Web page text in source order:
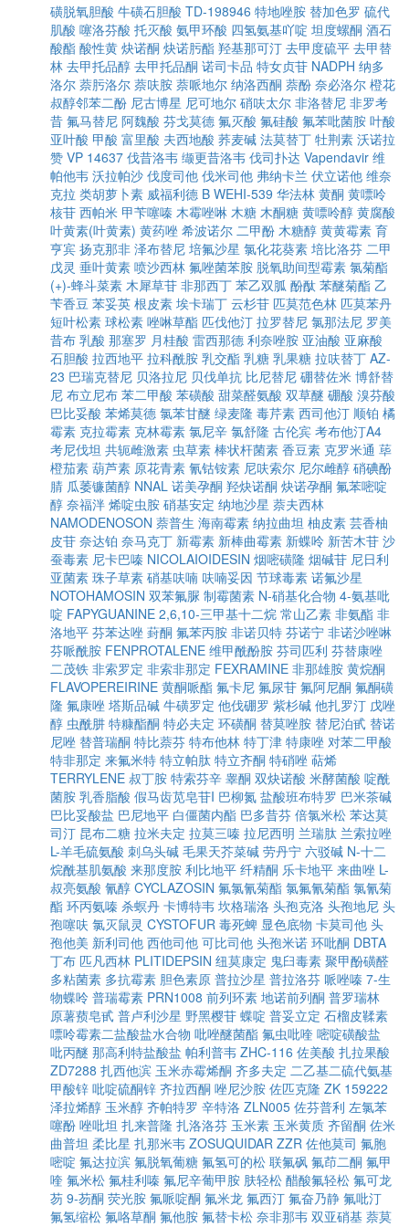
磺脱氧胆酸 牛磺石胆酸 TD-198946 特地唑胺 替加色罗 硫代
肌酸 噻洛芬酸 托灭酸 氨甲环酸 四氢氨基吖啶 坦度螺酮 酒石
酸酯 酸性黄 炔诺酮 炔诺肟酯 羟基那可汀 去甲度硫平 去甲替
林 去甲托品醇 去甲托品酮 诺司卡品 特女贞苷 NADPH 纳多
洛尔 萘肟洛尔 萘呋胺 萘哌地尔 纳洛西酮 萘酚 奈必洛尔 橙花
叔醇邻苯二酚 尼古博星 尼可地尔 硝呋太尔 非洛替尼 非罗考
昔 氟马替尼 阿魏酸 芬戈莫德 氟灭酸 氟硅酸 氟苯吡菌胺 叶酸
亚叶酸 甲酸 富里酸 夫西地酸 荞麦碱 法莫替丁 牡荆素 沃诺拉
赞 VP 14637 伐昔洛韦 缬更昔洛韦 伐司扑达 Vapendavir 维
帕他韦 沃拉帕沙 伐度司他 伐米司他 弗纳卡兰 伏立诺他 维奈
克拉 类胡萝卜素 威福利德 B WEHI-539 华法林 黄酮 黄嘌呤
核苷 西帕米 甲苄噻嗪 木霉唑啉 木糖 木酮糖 黄嘌呤醇 黄腐酸
叶黄素(叶黄素) 黄药唑 希波诺尔 二甲酚 木糖醇 黄黄霉素 育
亨宾 扬克那非 泽布替尼 培氟沙星 氯化花葵素 培比洛芬 二甲
戊灵 垂叶黄素 喷沙西林 氟唑菌苯胺 脱氧助间型霉素 氯菊酯
(+)-蜂斗菜素 木犀草苷 非那西丁 苯乙双胍 酚酞 苯醚菊酯 乙
苄香豆 苯妥英 根皮素 埃卡瑞丁 云杉苷 匹莫范色林 匹莫苯丹
短叶松素 球松素 唑啉草酯 匹伐他汀 拉罗替尼 氯那法尼 罗美
昔布 乳酸 那塞罗 月桂酸 雷西那德 利奈唑胺 亚油酸 亚麻酸
石胆酸 拉西地平 拉科酰胺 乳交酯 乳糖 乳果糖 拉呋替丁 AZ-
23 巴瑞克替尼 贝洛拉尼 贝伐单抗 比尼替尼 硼替佐米 博舒替
尼 布立尼布 苯二甲酸 苯磺酸 甜菜醛氨酸 双草醚 硼酸 溴芬酸
巴比妥酸 苯烯莫德 氯苯甘醚 绿麦隆 毒芹素 西司他汀 顺铂 橘
霉素 克拉霉素 克林霉素 氯尼辛 氯舒隆 古伦宾 考布他汀A4
考尼伐坦 共轭雌激素 虫草素 棒状杆菌素 香豆素 克罗米通 荜
橙茄素 葫芦素 原花青素 氰钴铵素 尼呋索尔 尼尔雌醇 硝碘酚
腈 瓜萎镰菌醇 NNAL 诺美孕酮 羟炔诺酮 炔诺孕酮 氟苯嘧啶
醇 奈福泮 烯啶虫胺 硝基安定 纳地沙星 萘夫西林
NAMODENOSON 萘普生 海南霉素 纳拉曲坦 柚皮素 芸香柚
皮苷 奈达铂 奈马克丁 新霉素 新棒曲霉素 新蝶呤 新苦木苷 沙
蚕毒素 尼卡巴嗪 NICOLAIOIDESIN 烟嘧磺隆 烟碱苷 尼日利
亚菌素 珠子草素 硝基呋喃 呋喃妥因 节球毒素 诺氟沙星
NOTOHAMOSIN 双苯氟脲 制霉菌素 N-硝基化合物 4-氨基吡
啶 FAPYGUANINE 2,6,10-三甲基十二烷 常山乙素 非氨酯 非
洛地平 芬苯达唑 葑酮 氟苯丙胺 非诺贝特 芬诺宁 非诺沙唑啉
芬哌酰胺 FENPROTALENE 维甲酰酚胺 芬司匹利 芬替康唑
二茂铁 非索罗定 非索非那定 FEXRAMINE 非那雄胺 黄烷酮
FLAVOPEREIRINE 黄酮哌酯 氟卡尼 氟尿苷 氟阿尼酮 氟酮磺
隆 氟康唑 塔斯品碱 牛磺罗定 他伐硼罗 紫杉碱 他扎罗汀 戊唑
醇 虫酰肼 特糠酯酮 特必夫定 环磺酮 替莫唑胺 替尼泊甙 替诺
尼唑 替普瑞酮 特比萘芬 特布他林 特丁津 特康唑 对苯二甲酸
特非那定 来氟米特 特立帕肽 特立齐酮 特硝唑 萜烯
TERRYLENE 叔丁胺 特索芬辛 睾酮 双炔诺酸 米酵菌酸 啶酰
菌胺 乳香脂酸 假马齿苋皂苷I 巴柳氮 盐酸班布特罗 巴米茶碱
巴比妥酸盐 巴尼地平 白僵菌内酯 巴多昔芬 倍氯米松 苯达莫
司汀 昆布二糖 拉米夫定 拉莫三嗪 拉尼西明 兰瑞肽 兰索拉唑
L-羊毛硫氨酸 刺乌头碱 毛果天芥菜碱 劳丹宁 六驳碱 N-十二
烷酰基肌氨酸 来那度胺 利比地平 纤精酮 乐卡地平 来曲唑 L-
叔亮氨酸 氰醇 CYCLAZOSIN 氟氯氰菊酯 氯氟氰菊酯 氯氰菊
酯 环丙氨嗪 杀螟丹 卡博特韦 坎格瑞洛 头孢克洛 头孢地尼 头
孢噻呋 氯灭鼠灵 CYSTOFUR 毒死蜱 显色底物 卡莫司他 头
孢他美 新利司他 西他司他 可比司他 头孢米诺 环吡酮 DBTA
丁布 匹凡西林 PLITIDEPSIN 纽莫康定 鬼臼毒素 聚甲酚磺醛
多粘菌素 多抗霉素 胆色素原 普拉沙星 普拉洛芬 哌唑嗪 7-生
物蝶呤 普瑞霉素 PRN1008 前列环素 地诺前列酮 普罗瑞林
原薯蓣皂甙 普卢利沙星 野黑樱苷 蝶啶 普妥立定 石榴皮鞣素
嘌呤霉素二盐酸盐水合物 吡唑醚菌酯 氟虫吡喹 嘧啶磺酸盐
吡丙醚 那高利特盐酸盐 帕利普韦 ZHC-116 佐美酸 扎拉果酸
ZD7288 扎西他滨 玉米赤霉烯酮 齐多夫定 二乙基二硫代氨基
甲酸锌 吡啶硫酮锌 齐拉西酮 唑尼沙胺 佐匹克隆 ZK 159222
泽拉烯醇 玉米醇 齐帕特罗 辛特洛 ZLN005 佐芬普利 左氯苯
噻酚 唑吡坦 扎来普隆 扎洛洛芬 玉米素 玉米黄质 齐留酮 佐米
曲普坦 柔比星 扎那米韦 ZOSUQUIDAR ZZR 佐他莫司 氟胞
嘧啶 氟达拉滨 氟脱氧葡糖 氟氢可的松 联氟砜 氟茚二酮 氟甲
喹 氟米松 氟桂利嗪 氟尼辛葡甲胺 肤轻松 醋酸氟轻松 氟可龙
芴 9-芴酮 荧光胺 氟哌啶酮 氟米龙 氟西汀 氟奋乃静 氟吡汀
氟氢缩松 氟咯草酮 氟他胺 氟替卡松 奈非那韦 双亚硝基 萘莫